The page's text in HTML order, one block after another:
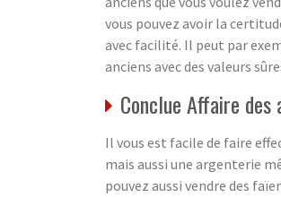
vous pouvez avoir la
avec facilité. Il peut par
anciens avec des valeurs
Conclue Affaire
Il vous est facile de faire
mais aussi une argenterie
pouvez aussi vendre des